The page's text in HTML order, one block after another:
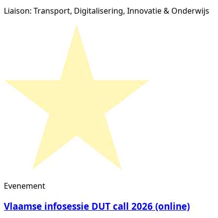
Liaison: Transport, Digitalisering, Innovatie & Onderwijs
Evenement
Vlaamse infosessie DUT call 2026 (online)